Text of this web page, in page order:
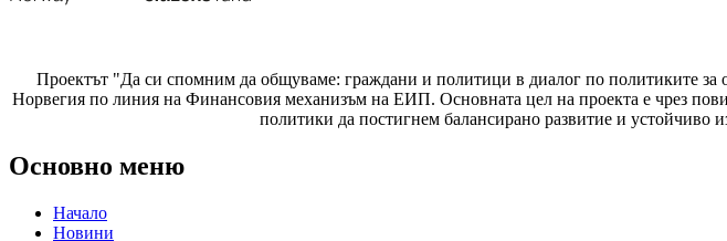
Проектът "Да си спомним да общуваме: граждани и политици в диалог по политиките за
Норвегия по линия на Финансовия механизъм на ЕИП. Основната цел на проекта е чрез
политики да постигнем балансирано развитие и устойчиво
Основно меню
Начало
Новини